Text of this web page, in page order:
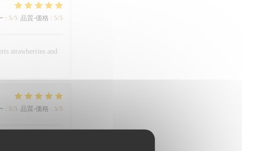
: 5/5 品質-価格 : 5/5
strawberries and
: 5/5 品質-価格 : 5/5
great